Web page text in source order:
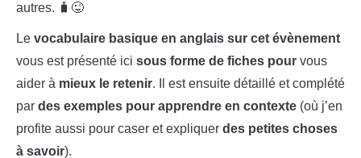
autres. 🧳😜
Le vocabulaire basique en anglais sur cet évènement
vous est présenté ici sous forme de fiches pour vous
aider à mieux le retenir. Il est ensuite détaillé et complété
par des exemples pour apprendre en contexte (où j’en
profite aussi pour caser et expliquer des petites choses
à savoir).